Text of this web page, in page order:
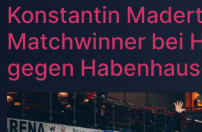
Konstantin Madert
Matchwinner bei
gegen